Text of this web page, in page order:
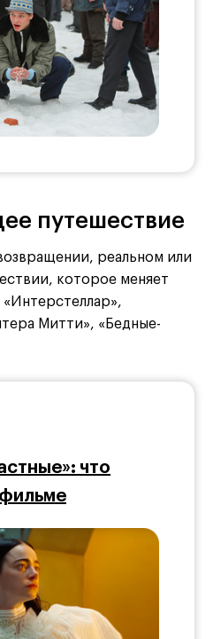
путешествие
реальном или
которое меняет
Митти», «Бедные-
что